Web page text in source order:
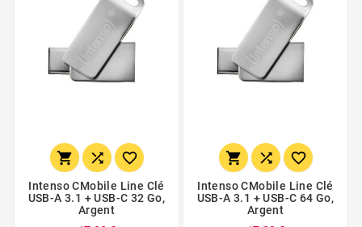
  
Intenso CMobile Line Clé
USB-A 3.1 + USB-C 32 Go,
Argent
  
Intenso CMobile Line Clé
USB-A 3.1 + USB-C 64 Go,
Argent